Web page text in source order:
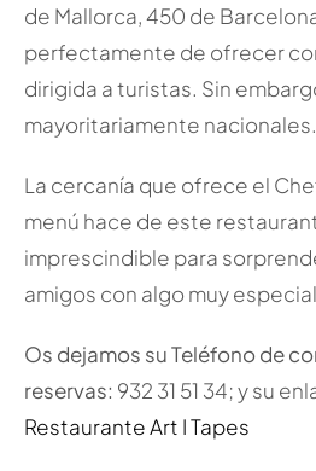
de Mallorca, 450 de
perfectamente de ofrecer
dirigida a turistas. Sin
mayoritariamente nacionales.
La cercanía que ofrece el
menú hace de este
imprescindible para
amigos con algo muy
Os dejamos su Teléfono de
reservas: 932 31 51 34; y su
Restaurante Art I Tapes